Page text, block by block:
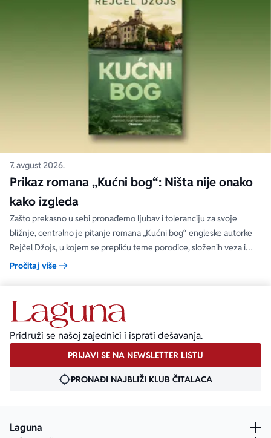
7. avgust 2026.
Prikaz romana „Kućni bog“: Ništa nije onako
kako izgleda
Zašto prekasno u sebi pronađemo ljubav i toleranciju za svoje
bližnje, centralno je pitanje romana „Kućni bog“ engleske autorke
Rejčel Džojs, u kojem se prepliću teme porodice, složenih veza i
umetnosti.
Pročitaj više
Pridruži se našoj zajednici i isprati dešavanja.
PRIJAVI SE NA NEWSLETTER LISTU
PRONAĐI NAJBLIŽI KLUB ČITALACA
Laguna